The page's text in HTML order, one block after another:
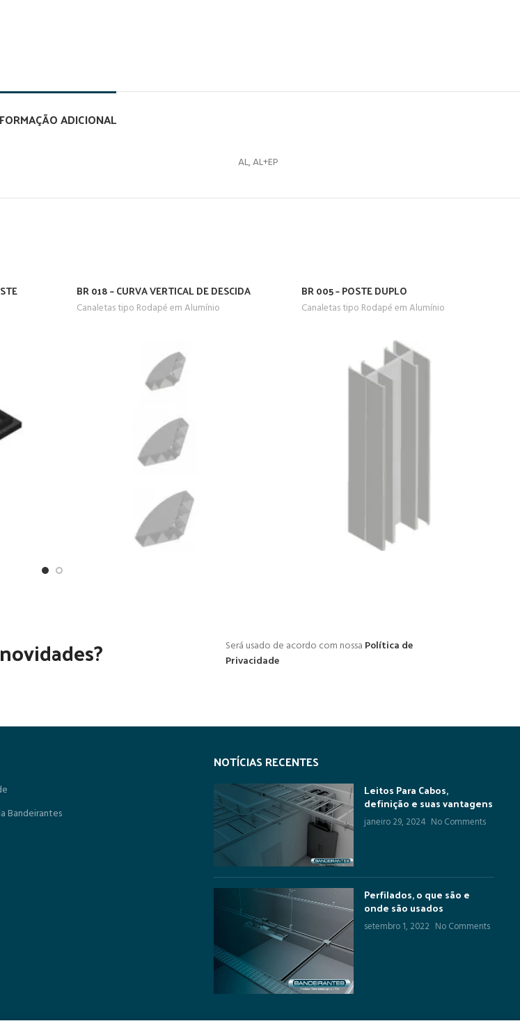
ADICIONAL
AL, AL+EP
BR 018 – CURVA VERTICAL DE DESCIDA
Canaletas tipo Rodapé em Alumínio
BR 005 – POSTE DUPLO
Canaletas tipo Rodapé em Alumínio
Será usado de acordo com nossa Política de
Privacidade
Bandeirantes
NOTÍCIAS RECENTES
Leitos Para Cabos,
definição e suas vantagens
janeiro 29, 2024 No Comments
Perfilados, o que são e
onde são usados
setembro 1, 2022 No Comments